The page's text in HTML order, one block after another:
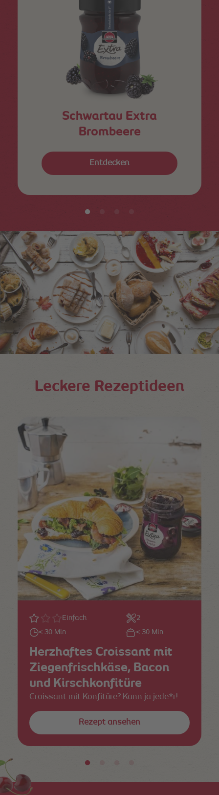
Schwartau Extra
Brombeere
Entdecken
Leckere Rezeptideen
Einfach 2
< 30 Min < 30 Min
Herzhaftes Croissant mit
Ziegenfrischkäse, Bacon
und Kirschkonfitüre
Croissant mit Konfitüre? Kann ja jede*r!
Rezept ansehen